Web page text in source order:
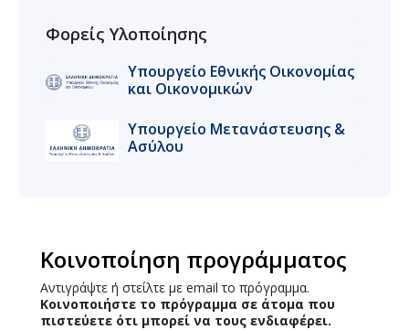
Φορείς Υλοποίησης
Υπουργείο Εθνικής Οικονομίας
και Οικoνομικών
Υπουργείο Μετανάστευσης &
Ασύλου
Κοινοποίηση προγράμματος
Αντιγράψτε ή στείλτε με email το πρόγραμμα.
Κοινοποιήστε το πρόγραμμα σε άτομα που
πιστεύετε ότι μπορεί να τους ενδιαφέρει.